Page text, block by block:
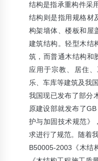
结构是指承重构件采
结构则是指用规格材
构架墙体、楼板和屋
建筑结构。轻型木结
筑，而普通木结构和
应用于宗教、居住
乐、车库等建筑及我
我国现已发布了部分
原建设部就发布了
护与加固技术规范》
求进行了规范。随着
B50005-2003《木结